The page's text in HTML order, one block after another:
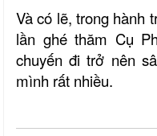
Và có lẽ, trong hành
lần ghé thăm Cụ
chuyến đi trở nên
mình rất nhiều.